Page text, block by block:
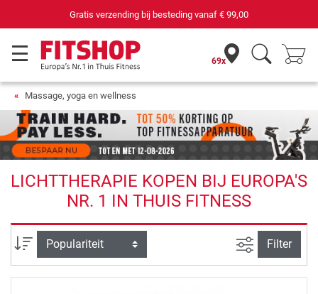
Gratis verzending bij besteding vanaf € 99,00
69x
Massage, yoga en wellness
LICHTTHERAPIE KOPEN BIJ EUROPA'S
NR. 1 IN THUIS FITNESS
Sortering Zoeken
Filter